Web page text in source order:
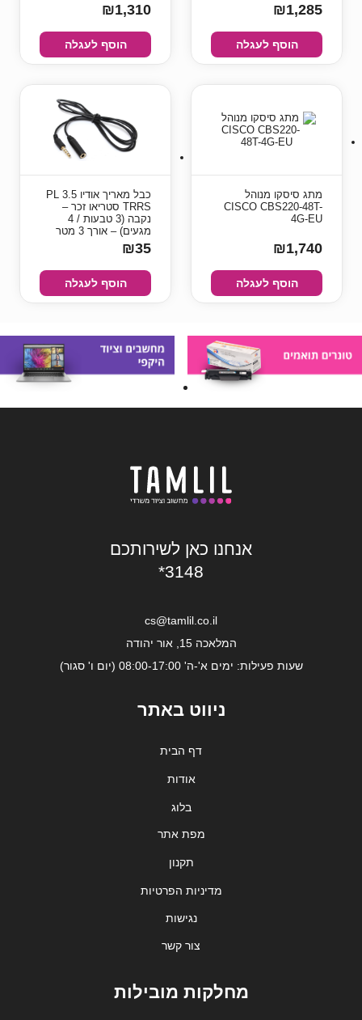
₪1,285
הוסף לעגלה
₪1,310
הוסף לעגלה
מתג סיסקו מנוהל
CISCO CBS220-48T-
4G-EU
₪1,740
הוסף לעגלה
כבל מאריך אודיו PL 3.5
TRRS סטריאו זכר –
נקבה (3 טבעות / 4
מגעים) – אורך 3 מטר
₪35
הוסף לעגלה
אנחנו כאן לשירותכם
*3148
cs@tamlil.co.il
המלאכה 15, אור יהודה
שעות פעילות: ימים א'-ה' 08:00-17:00 (יום ו' סגור)
ניווט באתר
דף הבית
אודות
בלוג
מפת אתר
תקנון
מדיניות הפרטיות
נגישות
צור קשר
מחלקות מובילות